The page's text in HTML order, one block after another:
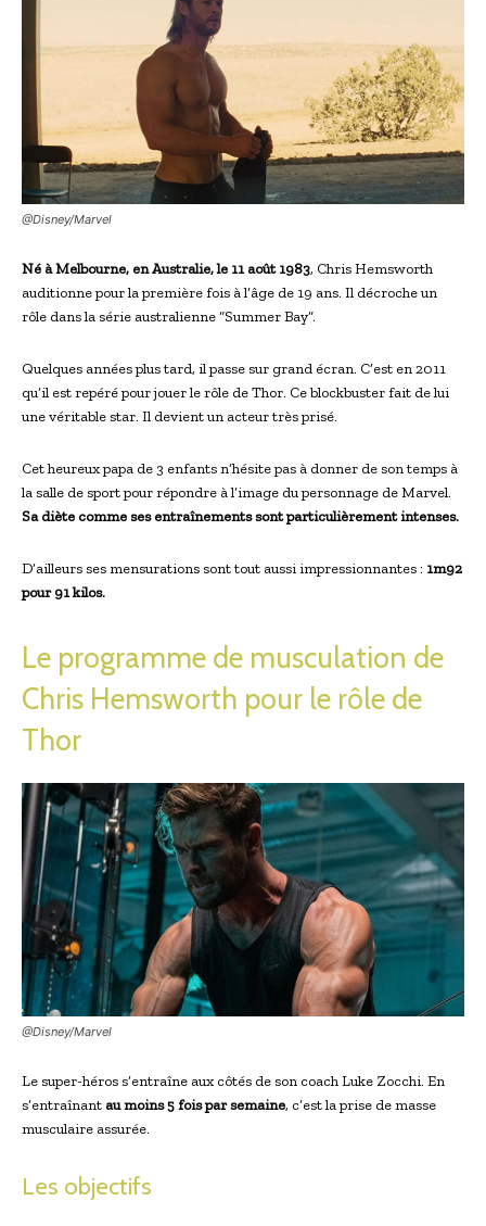
@Disney/Marvel
Né à Melbourne, en Australie, le 11 août 1983, Chris Hemsworth
auditionne pour la première fois à l’âge de 19 ans. Il décroche un
rôle dans la série australienne “Summer Bay”.
Quelques années plus tard, il passe sur grand écran. C’est en 2011
qu’il est repéré pour jouer le rôle de Thor. Ce blockbuster fait de lui
une véritable star. Il devient un acteur très prisé.
Cet heureux papa de 3 enfants n’hésite pas à donner de son temps à
la salle de sport pour répondre à l’image du personnage de Marvel.
Sa diète comme ses entraînements sont particulièrement intenses.
D’ailleurs ses mensurations sont tout aussi impressionnantes : 1m92
pour 91 kilos.
Le programme de musculation de
Chris Hemsworth pour le rôle de
Thor
@Disney/Marvel
Le super-héros s’entraîne aux côtés de son coach Luke Zocchi. En
s’entraînant au moins 5 fois par semaine, c’est la prise de masse
musculaire assurée.
Les objectifs